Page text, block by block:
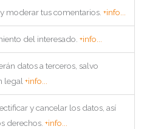
moderar tus comentarios. +info...
del interesado. +info...
datos a terceros, salvo
legal+info...
y cancelar los datos, así
derechos. +info...